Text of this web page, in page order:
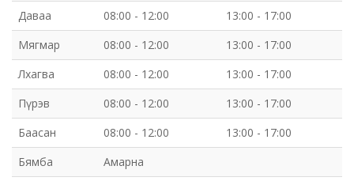
Даваа
08:00 - 12:00
13:00 - 17:00
Мягмар
08:00 - 12:00
13:00 - 17:00
Лхагва
08:00 - 12:00
13:00 - 17:00
Пүрэв
08:00 - 12:00
13:00 - 17:00
Баасан
08:00 - 12:00
13:00 - 17:00
Бямба
Амарна